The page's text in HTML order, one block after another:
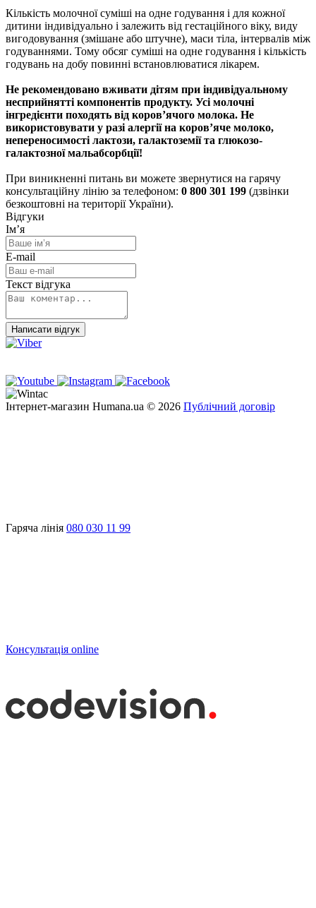
Кількість молочної суміші на одне годування і для кожної
дитини індивідуально і залежить від гестаційного віку, виду
вигодовування (змішане або штучне), маси тіла, інтервалів між
годуваннями. Тому обсяг суміші на одне годування і кількість
годувань на добу повинні встановлюватися лікарем.
Не рекомендовано вживати дітям при індивідуальному
несприйнятті компонентів продукту. Усі молочні
інгредієнти походять від коров’ячого молока. Не
використовувати у разі алергії на коров’яче молоко,
непереносимості лактози, галактоземії та глюкозо-
галактозної мальабсорбції!
При виникненні питань ви можете звернутися на гарячу
консультаційну лінію за телефоном: 0 800 301 199 (дзвінки
безкоштовні на території України).
Відгуки
Ім’я
E-mail
Текст відгука
Написати відгук
Інтернет-магазин Humana.ua © 2026 Публічний договір
Гаряча лінія 080 030 11 99
Консультація online